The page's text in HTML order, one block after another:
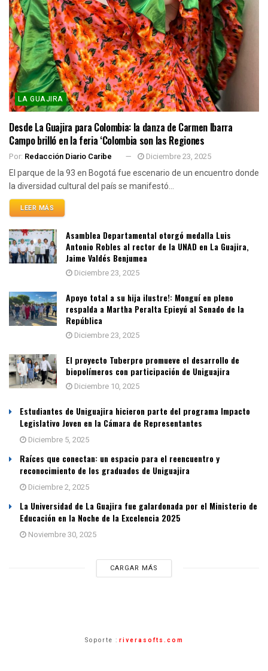
LA GUAJIRA
Desde La Guajira para Colombia: la danza de Carmen Ibarra
Campo brilló en la feria ‘Colombia son las Regiones
Por: Redacción Diario Caribe Diciembre 23, 2025
El parque de la 93 en Bogotá fue escenario de un encuentro donde
la diversidad cultural del país se manifestó...
LEER MÁS
Asamblea Departamental otorgó medalla Luis
Antonio Robles al rector de la UNAD en La Guajira,
Jaime Valdés Benjumea
Diciembre 23, 2025
Apoyo total a su hija ilustre!: Monguí en pleno
respalda a Martha Peralta Epieyú al Senado de la
República
Diciembre 23, 2025
El proyecto Tuberpro promueve el desarrollo de
biopolímeros con participación de Uniguajira
Diciembre 10, 2025
Estudiantes de Uniguajira hicieron parte del programa Impacto
Legislativo Joven en la Cámara de Representantes
Diciembre 5, 2025
Raíces que conectan: un espacio para el reencuentro y
reconocimiento de los graduados de Uniguajira
Diciembre 2, 2025
La Universidad de La Guajira fue galardonada por el Ministerio de
Educación en la Noche de la Excelencia 2025
Noviembre 30, 2025
CARGAR MÁS
Soporte : riverasofts.com